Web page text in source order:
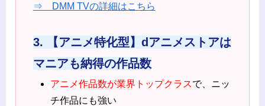
⇒ DMM TVの詳細はこちら
3. 【アニメ特化型】dアニメストアは
マニアも納得の作品数
アニメ作品数が業界トップクラスで、ニッ
チ作品にも強い